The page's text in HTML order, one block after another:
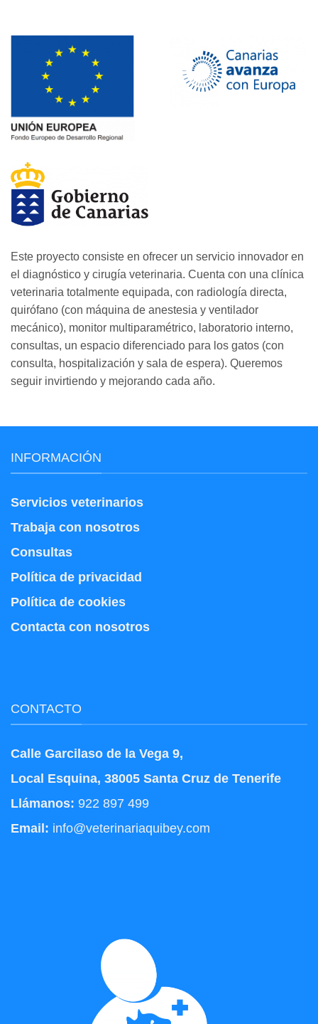
Este proyecto consiste en ofrecer un servicio innovador en
el diagnóstico y cirugía veterinaria. Cuenta con una clínica
veterinaria totalmente equipada, con radiología directa,
quirófano (con máquina de anestesia y ventilador
mecánico), monitor multiparamétrico, laboratorio interno,
consultas, un espacio diferenciado para los gatos (con
consulta, hospitalización y sala de espera). Queremos
seguir invirtiendo y mejorando cada año.
INFORMACIÓN
Servicios veterinarios
Trabaja con nosotros
Consultas
Política de privacidad
Política de cookies
Contacta con nosotros
CONTACTO
Calle Garcilaso de la Vega 9,
Local Esquina, 38005 Santa Cruz de Tenerife
Llámanos: 922 897 499
Email: info@veterinariaquibey.com